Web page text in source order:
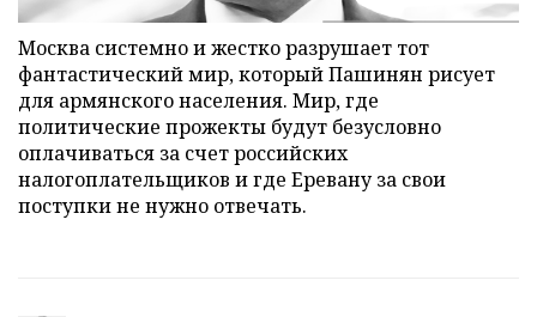
Москва системно и жестко разрушает тот
фантастический мир, который Пашинян рисует
для армянского населения. Мир, где
политические прожекты будут безусловно
оплачиваться за счет российских
налогоплательщиков и где Еревану за свои
поступки не нужно отвечать.